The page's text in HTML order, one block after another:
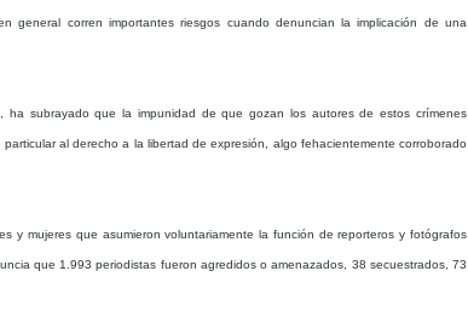
general corren importantes riesgos cuando denuncian la implicación de una
ha subrayado que la impunidad de que gozan los autores de estos crímenes
al derecho a la libertad de expresión, algo fehacientemente corroborado
y mujeres que asumieron voluntariamente la función de reporteros y fotógrafos
que 1.993 periodistas fueron agredidos o amenazados, 38 secuestrados, 73